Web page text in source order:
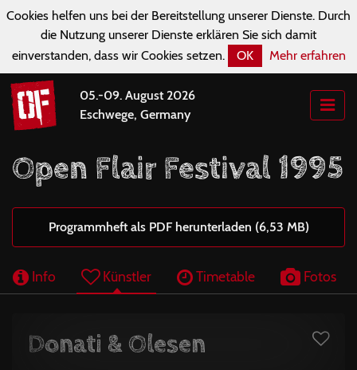
Cookies helfen uns bei der Bereitstellung unserer Dienste. Durch
die Nutzung unserer Dienste erklären Sie sich damit
einverstanden, dass wir Cookies setzen.
OK Mehr erfahren
05.-09. August 2026
Eschwege, Germany
Open Flair Festival 1995
Programmheft als PDF herunterladen (6,53 MB)
Info Künstler Timetable Fotos
Donati & Olesen